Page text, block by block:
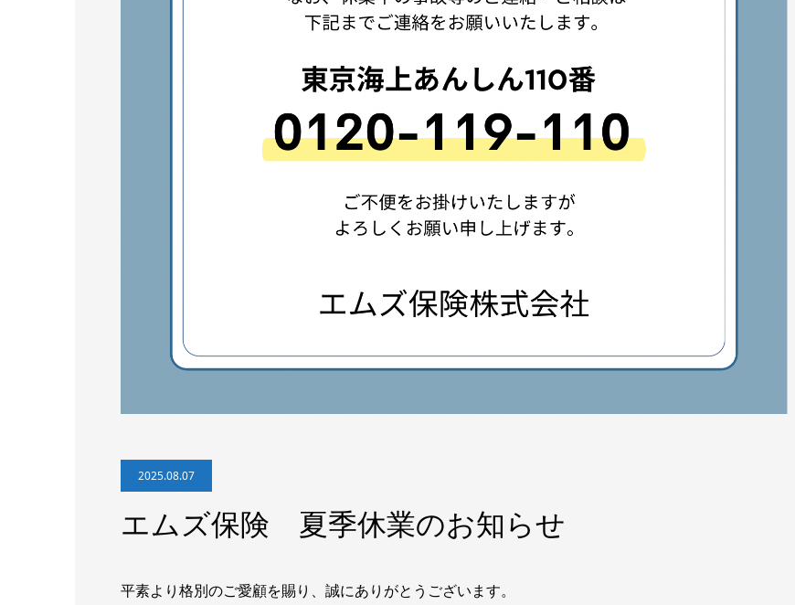
2025.08.07
エムズ保険 夏季休業のお知らせ
平素より格別のご愛顧を賜り、誠にありがとうございます。